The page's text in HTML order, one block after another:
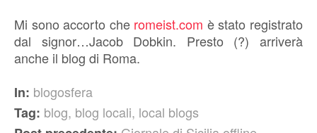
Mi sono accorto che romeist.com è stato registrato
dal signor…Jacob Dobkin. Presto (?) arriverà
anche il blog di Roma.
In: blogosfera
Tag: blog, blog locali, local blogs